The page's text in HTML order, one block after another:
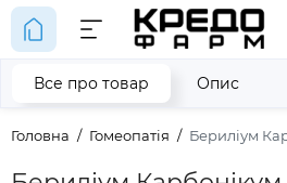
Головна Гомеопатія Бериліум
Все про товар Опис